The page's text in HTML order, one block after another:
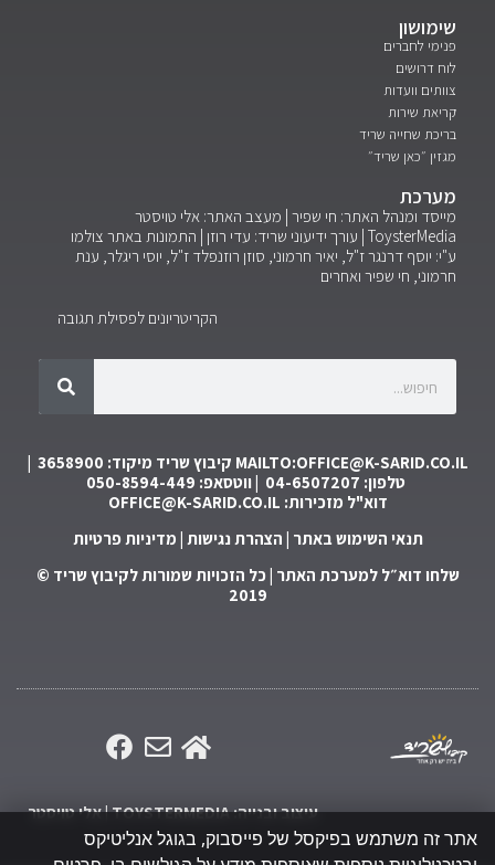
שימושון
פנימי לחברים
לוח דרושים
צוותים וועדות
קריאת שירות
בריכת שחייה שריד
מגזין ״כאן שריד״
מערכת
מייסד ומנהל האתר: חי שפיר | מעצב האתר: אלי טויסטר
ToysterMedia | עורך ידיעוני שריד: עדי רוזן | התמונות באתר צולמו
ע"י: יוסף דרנגר ז"ל, יאיר חרמוני, סוזן רוזנפלד ז"ל, יוסי ריגלר, ענת
חרמוני, חי שפיר ואחרים
הקריטריונים לפסילת תגובה
MAILTO:OFFICE@K-SARID.CO.IL
טלפון: 04-6507207 | ווטסאפ: 050-8594-449
דוא"ל מזכירות: OFFICE@K-SARID.CO.IL
תנאי השימוש באתר הצהרת נגישות מדיניות פרטיות
שלחו דוא״ל למערכת האתר | כל הזכויות שמורות לקיבוץ שריד ©
2019
עיצוב ובנייה: TOYSTERMEDIA | אלי טויסטר
אתר זה משתמש בפיקסל של פייסבוק, בגוגל אנליטיקס